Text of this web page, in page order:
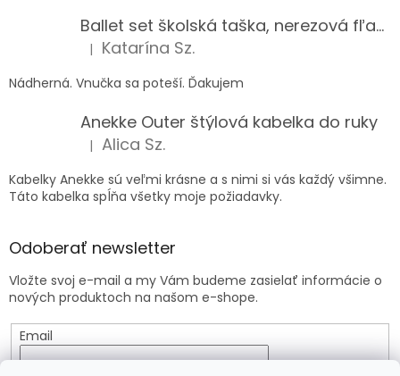
Ballet set školská taška, nerezová fľaša a plný peračník s motívom baletky pre dievča
Hodnotenie produktu je 5 z 5 hviezdičiek.
| Katarína Sz.
Nádherná. Vnučka sa poteší. Ďakujem
Anekke Outer štýlová kabelka do ruky
Hodnotenie produktu je 5 z 5 hviezdičiek.
| Alica Sz.
Kabelky Anekke sú veľmi krásne a s nimi si vás každý všimne.
Táto kabelka spĺňa všetky moje požiadavky.
Odoberať newsletter
Vložte svoj e-mail a my Vám budeme zasielať informácie o
nových produktoch na našom e-shope.
Email